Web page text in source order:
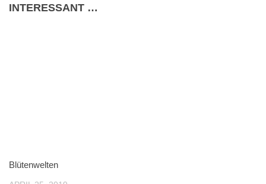
INTERESSANT …
Blütenwelten